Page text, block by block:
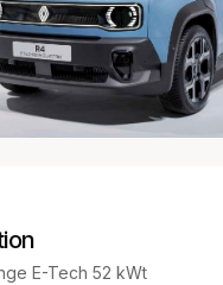
E-Tech 52 kWt